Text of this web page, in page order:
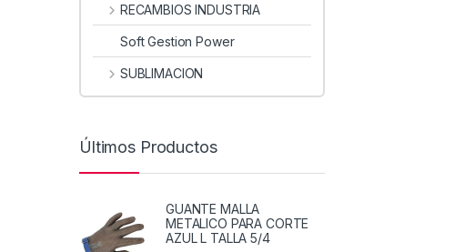
RECAMBIOS INDUSTRIA
Soft Gestion Power
SUBLIMACION
Últimos Productos
GUANTE MALLA
METALICO PARA CORTE
AZUL L TALLA 5/4